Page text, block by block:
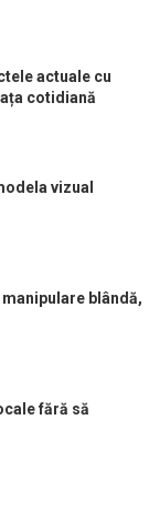
actuale cu
cotidiană
vizual
blândă,
fără să